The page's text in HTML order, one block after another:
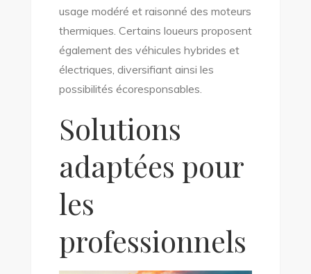
usage modéré et raisonné des moteurs
thermiques. Certains loueurs proposent
également des véhicules hybrides et
électriques, diversifiant ainsi les
possibilités écoresponsables.
Solutions
adaptées pour
les
professionnels